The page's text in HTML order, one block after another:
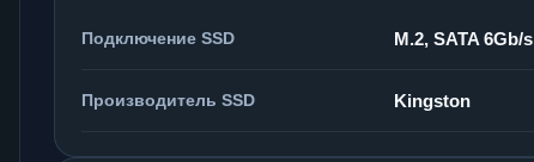
Подключение SSD M.2, SATA 6Gb/s
Производитель SSD Kingston